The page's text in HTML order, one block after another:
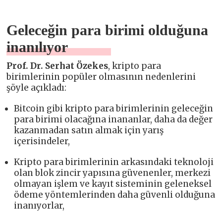
Geleceğin para birimi olduğuna
inanılıyor
Prof. Dr. Serhat Özekes, kripto para
birimlerinin popüler olmasının nedenlerini
şöyle açıkladı:
Bitcoin gibi kripto para birimlerinin geleceğin
para birimi olacağına inananlar, daha da değer
kazanmadan satın almak için yarış
içerisindeler,
Kripto para birimlerinin arkasındaki teknoloji
olan blok zincir yapısına güvenenler, merkezi
olmayan işlem ve kayıt sisteminin geleneksel
ödeme yöntemlerinden daha güvenli olduğuna
inanıyorlar,